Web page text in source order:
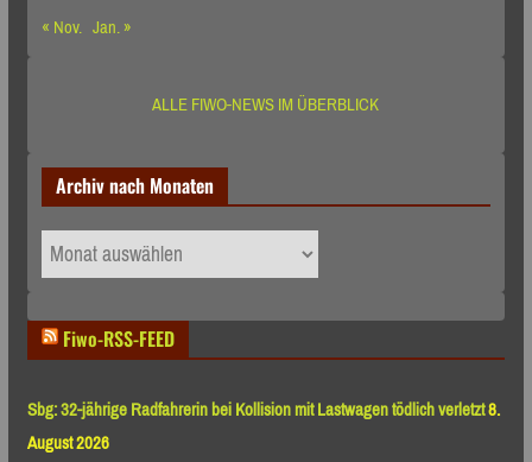
« Nov. Jan. »
ALLE FIWO-NEWS IM ÜBERBLICK
Archiv nach Monaten
Archiv
nach
Fiwo-RSS-FEED
Sbg: 32-jährige Radfahrerin bei Kollision mit Lastwagen tödlich verletzt8.
August 2026